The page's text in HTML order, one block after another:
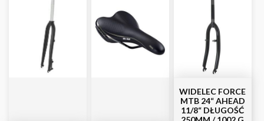
WIDELEC FORCE
MTB 24“ AHEAD
11/8“ DŁUGOŚĆ